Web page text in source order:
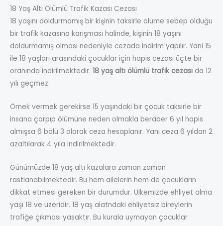
18 Yaş Altı Ölümlü Trafik Kazası Cezası
18 yaşını doldurmamış bir kişinin taksirle ölüme sebep olduğu
bir trafik kazasına karışması halinde, kişinin 18 yaşını
doldurmamış olması nedeniyle cezada indirim yapılır. Yani 15
ile 18 yaşları arasındaki çocuklar için hapis cezası üçte bir
oranında indirilmektedir. 18 yaş altı ölümlü trafik cezası da 12
yılı geçmez.
Örnek vermek gerekirse 15 yaşındaki bir çocuk taksirle bir
insana çarpıp ölümüne neden olmakla beraber 6 yıl hapis
almışsa 6 bölü 3 olarak ceza hesaplanır. Yanı ceza 6 yıldan 2
azaltılarak 4 yıla indirilmektedir.
Günümüzde 18 yaş altı kazalara zaman zaman
rastlanabilmektedir. Bu hem ailelerin hem de çocukların
dikkat etmesi gereken bir durumdur. Ülkemizde ehliyet alma
yaşı 18 ve üzeridir. 18 yaş alatndaki ehliyetsiz bireylerin
trafiğe çıkması yasaktır. Bu kurala uymayan çocuklar